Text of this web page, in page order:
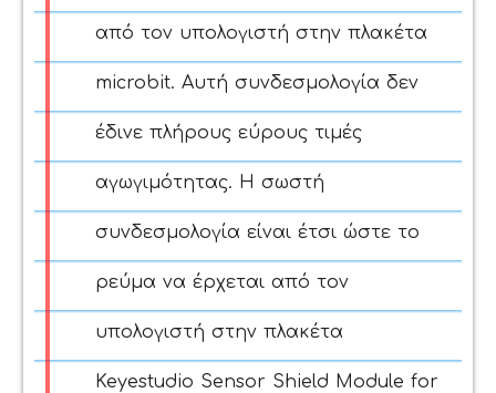
από τον υπολογιστή στην πλακέτα
microbit. Αυτή συνδεσμολογία δεν
έδινε πλήρους εύρους τιμές
αγωγιμότητας. Η σωστή
συνδεσμολογία είναι έτσι ώστε το
ρεύμα να έρχεται από τον
υπολογιστή στην πλακέτα
Keyestudio Sensor Shield Module for